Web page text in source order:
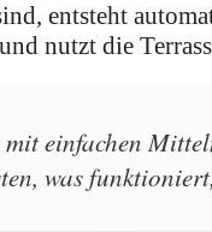
entsteht
nutzt die
einfachen
was